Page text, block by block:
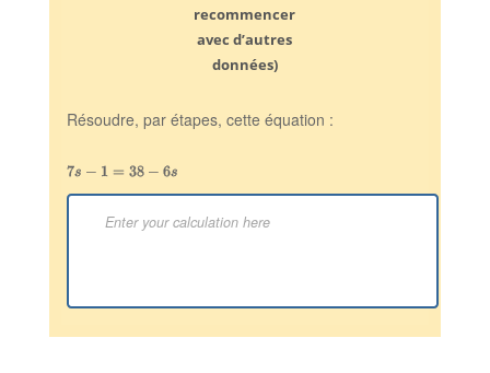
recommencer
avec d’autres
données)